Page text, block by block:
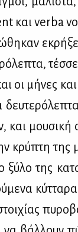
και verba
οι μή­νες
και
κρύ­πτη
ξύ­λο της